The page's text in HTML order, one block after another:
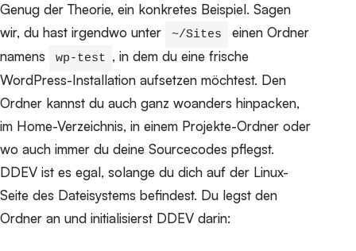
Genug der Theorie, ein konkretes Beispiel. Sagen
wir, du hast irgendwo unter
~/Sites
einen Ordner
namens
wp-test , in dem du eine frische
WordPress-Installation aufsetzen möchtest. Den
Ordner kannst du auch ganz woanders hinpacken,
im Home-Verzeichnis, in einem Projekte-Ordner oder
wo auch immer du deine Sourcecodes pflegst.
DDEV ist es egal, solange du dich auf der Linux-
Seite des Dateisystems befindest. Du legst den
Ordner an und initialisierst DDEV darin: